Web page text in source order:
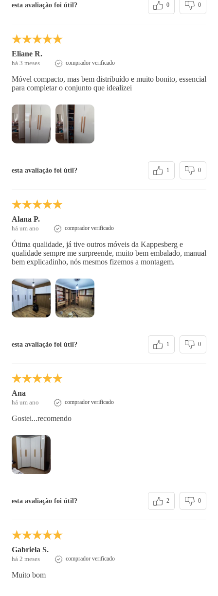
esta avaliação foi útil? 0 0
Eliane R.
há 3 meses comprador verificado
Móvel compacto, mas bem distribuído e muito bonito, essencial
para completar o conjunto que idealizei
esta avaliação foi útil? 1 0
Alana P.
há um ano comprador verificado
Ótima qualidade, já tive outros móveis da Kappesberg e
qualidade sempre me surpreende, muito bem embalado, manual
bem explicadinho, nós mesmos fizemos a montagem.
esta avaliação foi útil? 1 0
Ana
há um ano comprador verificado
Gostei...recomendo
esta avaliação foi útil? 2 0
Gabriela S.
há 2 meses comprador verificado
Muito bom